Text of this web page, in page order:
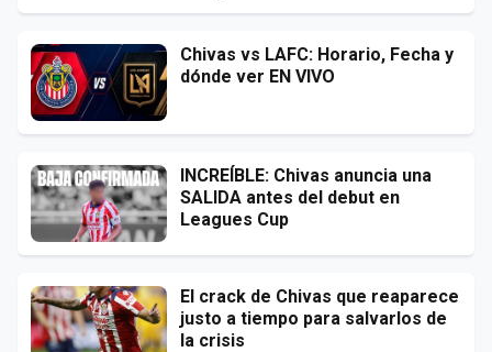
Chivas vs LAFC: Horario, Fecha y
dónde ver EN VIVO
INCREÍBLE: Chivas anuncia una
SALIDA antes del debut en
Leagues Cup
El crack de Chivas que reaparece
justo a tiempo para salvarlos de
la crisis